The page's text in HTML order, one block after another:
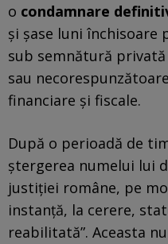
o condamnare
și șase luni
sub semnătură
sau
financiare şi fiscale.
După o perioadă de
ștergerea numelui lui
justiției române, pe
instanță, la cerere,
reabilitată”. Aceasta